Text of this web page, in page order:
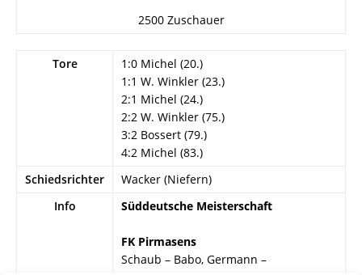
2500 Zuschauer
Tore
1:0 Michel (20.)
1:1 W. Winkler (23.)
2:1 Michel (24.)
2:2 W. Winkler (75.)
3:2 Bossert (79.)
4:2 Michel (83.)
Schiedsrichter
Wacker (Niefern)
Info
Süddeutsche Meisterschaft
FK Pirmasens
Schaub – Babo, Germann –